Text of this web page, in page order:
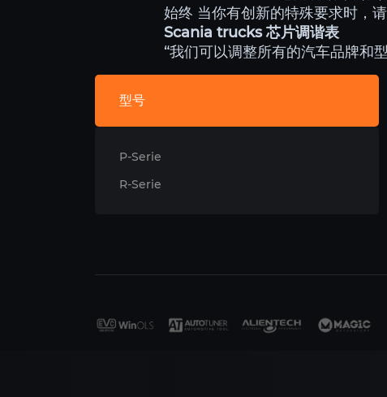
始终 当你有创新的特殊要求时，
Scania trucks 芯片调谐表
“我们可以调整所有的汽车品牌和
型号
P-Serie
R-Serie